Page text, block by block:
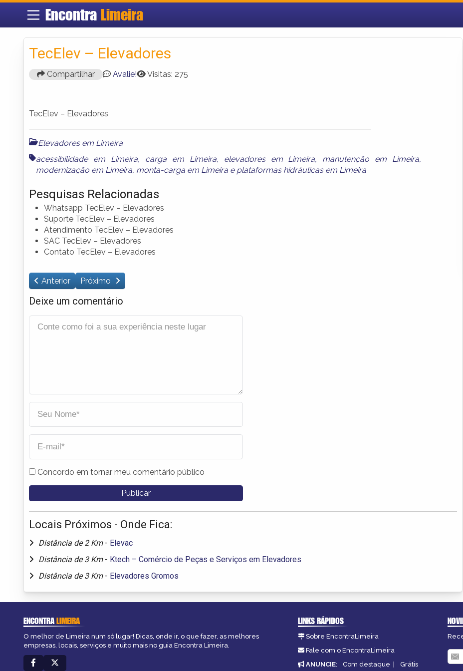
Encontra Limeira
TecElev – Elevadores
Compartilhar Avalie! Visitas: 275
TecElev – Elevadores
Elevadores em Limeira
acessibilidade em Limeira, carga em Limeira, elevadores em Limeira, manutenção em Limeira,
modernização em Limeira, monta-carga em Limeira e plataformas hidráulicas em Limeira
Pesquisas Relacionadas
Whatsapp TecElev – Elevadores
Suporte TecElev – Elevadores
Atendimento TecElev – Elevadores
SAC TecElev – Elevadores
Contato TecElev – Elevadores
Anterior Próximo
Deixe um comentário
Concordo em tornar meu comentário público
Locais Próximos - Onde Fica:
Distância de 2 Km - Elevac
Distância de 3 Km - Ktech – Comércio de Peças e Serviços em Elevadores
Distância de 3 Km - Elevadores Gromos
ENCONTRALIMEIRA
O melhor de Limeira num só lugar! Dicas, onde ir, o que fazer, as melhores
empresas, locais, serviços e muito mais no guia Encontra Limeira.
LINKS RÁPIDOS
Sobre EncontraLimeira
Fale com o EncontraLimeira
ANUNCIE: Com destaque | Grátis